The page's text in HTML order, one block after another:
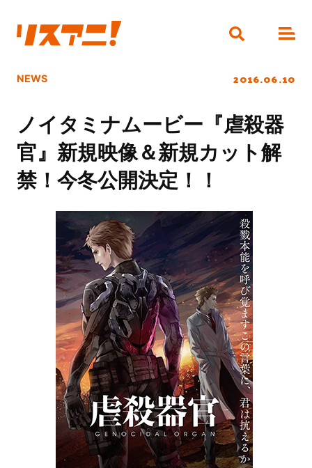
NEWS 2016.06.10
ノイタミナムービー『虐殺器
官』新規映像＆新規カット解
禁！今冬公開決定！！